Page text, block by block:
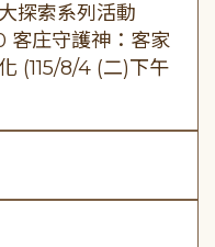
探索系列活動
客庄守護神：客家
(115/8/4 (二)下午